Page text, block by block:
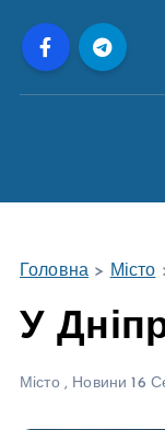
Головна > Місто
У
Місто, Новини 16